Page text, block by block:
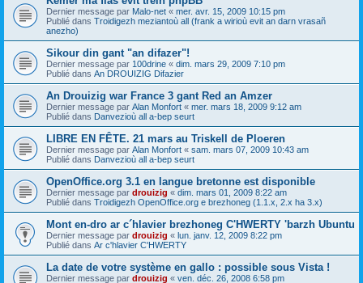
Dernier message par Malo-net « mer. avr. 15, 2009 10:15 pm
Publié dans Troidigezh meziantoù all (frank a wirioù evit an darn vrasañ
anezho)
Sikour din gant "an difazer"!
Dernier message par 100drine « dim. mars 29, 2009 7:10 pm
Publié dans An DROUIZIG Difazier
An Drouizig war France 3 gant Red an Amzer
Dernier message par Alan Monfort « mer. mars 18, 2009 9:12 am
Publié dans Danvezioù all a-bep seurt
LIBRE EN FÊTE. 21 mars au Triskell de Ploeren
Dernier message par Alan Monfort « sam. mars 07, 2009 10:43 am
Publié dans Danvezioù all a-bep seurt
OpenOffice.org 3.1 en langue bretonne est disponible
Dernier message par drouizig « dim. mars 01, 2009 8:22 am
Publié dans Troidigezh OpenOffice.org e brezhoneg (1.1.x, 2.x ha 3.x)
Mont en-dro ar c´hlavier brezhoneg C'HWERTY 'barzh Ubuntu
Dernier message par drouizig « lun. janv. 12, 2009 8:22 pm
Publié dans Ar c'hlavier C'HWERTY
La date de votre système en gallo : possible sous Vista !
Dernier message par drouizig « ven. déc. 26, 2008 6:58 pm